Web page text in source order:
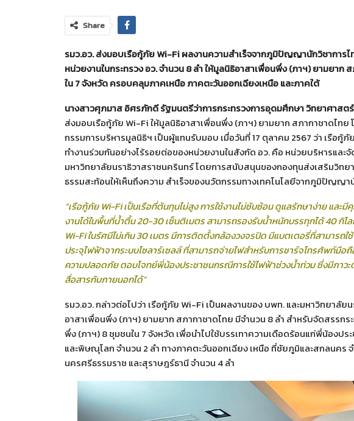
Share
รมว.อว. ส่งมอบเรือกู้ภัยWi-Fi ผลงานความสำเร็จจากภูมิปัญญานักวิชาการ
หน่วยงานในกระทรวง อว. จำนวน 8 ลำ ให้มูลนิธิอาสาเพื่อนพึ่ง (ภาฯ) ยามยาก
ใน 7 จังหวัด ครอบคลุมภาคเหนือ ภาคตะวันออกเฉียงเหนือ และภาคใต้
นางสาวศุภมาส อิศรภักดี รัฐมนตรีว่าการกระทรวงการอุดมศึกษา วิทยาศาสต
ส่งมอบเรือกู้ภัย Wi-Fi ให้มูลนิธิอาสาเพื่อนพึ่ง (ภาฯ) ยามยาก สภากาชาดไท
กรรมการบริหารมูลนิธิฯ เป็นผู้แทนรับมอบ เมื่อวันที่ 17 ตุลาคม 2567 ว่า เรือกู้
ทำงานร่วมกันอย่างไร้รอยต่อของหน่วยงานในสังกัด อว. คือ หน่วยบริหารแล
มหาวิทยาลัยนราธิวาสราชนครินทร์ โดยการสนับสนุนของกองทุนส่งเสริมวิทย
ธรรมสะท้อนให้เห็นถึงความ สำเร็จของนวัตกรรมทางเทคโนโลยีจากภูมิปัญญ
“เรือกู้ภัย Wi-Fi เป็นเรือที่ต้นทุนไม่สูง การใช้งานไม่ซับซ้อน ดูแลรักษาง่าย แล
งานได้ในพื้นที่น้ำตื้น 20-30 เซ็นติเมตร สามารถรองรับน้ำหนักบรรทุกได้ 40
Wi-Fi ในรัศมีไม่เกิน 30 เมตร มีการติดตั้งกล้องวงจรปิด มีแบตเตอรี่ที่สามารถ
ประจุไฟฟ้าจากระบบโซลาร์เซลล์ ที่สามารถจ่ายไฟสำหรับการชาร์จโทรศัพท์มื
ความปลอดภัย ตอบโจทย์พี่น้องประชาชนกรณีการใช้ไฟฟ้าช่วงน้ำท่วม ซึ่งมีภาว
สื่อสารกับภายนอกได้”
รมว.อว. กล่าวต่อไปว่า เรือกู้ภัย Wi-Fi เป็นผลงานของ บพท. และมหาวิทยาลั
อาสาเพื่อนพึ่ง (ภาฯ) ยามยาก สภากาชาดไทย มีจำนวน 8 ลำ สำหรับจัดสรร
พึ่ง (ภาฯ) 8 ชุมชนใน 7 จังหวัด เพื่อนำไปใช้บรรเทาความเดือดร้อนแก่พี่น้องป
และพิษณุโลก จำนวน 2 ลำ ทางภาคตะวันออกเฉียง เหนือ ที่ชัยภูมิและสกลนคร
นครศรีธรรมราช และสุราษฎร์ธานี จำนวน 4 ลำ